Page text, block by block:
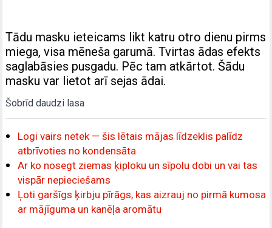
Tādu masku ieteicams likt katru otro dienu pirms
miega, visa mēneša garumā. Tvirtas ādas efekts
saglabāsies pusgadu. Pēc tam atkārtot. Šādu
masku var lietot arī sejas ādai.
Šobrīd daudzi lasa
Logi vairs netek — šis lētais mājas līdzeklis palīdz
atbrīvoties no kondensāta
Ar ko nosegt ziemas ķiploku un sīpolu dobi un vai tas
vispār nepieciešams
Ļoti garšīgs ķirbju pīrāgs, kas aizrauj no pirmā kumosa
ar mājīguma un kanēļa aromātu